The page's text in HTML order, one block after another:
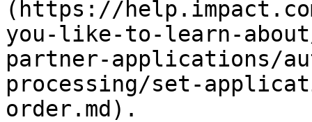
(https://
you-like-to-learn-
partner-applications/
processing/set-
order.md).